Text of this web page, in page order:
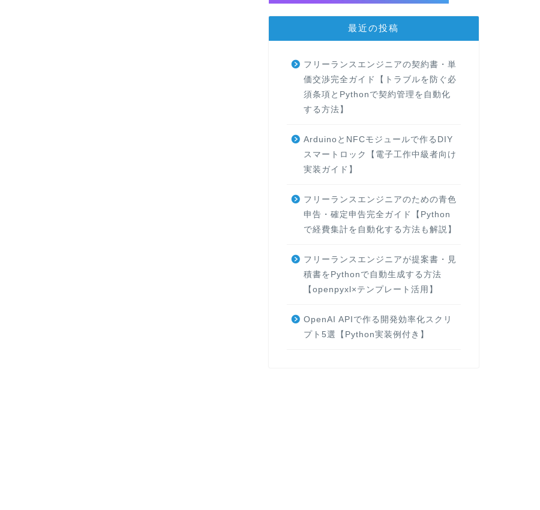
最近の投稿
フリーランスエンジニアの契約書・単
価交渉完全ガイド【トラブルを防ぐ必
須条項とPythonで契約管理を自動化
する方法】
ArduinoとNFCモジュールで作るDIY
スマートロック【電子工作中級者向け
実装ガイド】
フリーランスエンジニアのための青色
申告・確定申告完全ガイド【Python
で経費集計を自動化する方法も解説】
フリーランスエンジニアが提案書・見
積書をPythonで自動生成する方法
【openpyxl×テンプレート活用】
OpenAI APIで作る開発効率化スクリ
プト5選【Python実装例付き】